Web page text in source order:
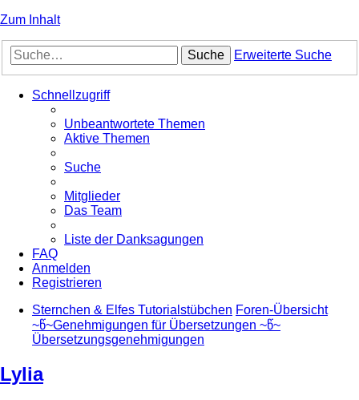
Zum Inhalt
Suche Erweiterte Suche
Schnellzugriff
Unbeantwortete Themen
Aktive Themen
Suche
Mitglieder
Das Team
Liste der Danksagungen
FAQ
Anmelden
Registrieren
Sternchen & Elfes Tutorialstübchen Foren-Übersicht
~წ~Genehmigungen für Übersetzungen ~წ~
Übersetzungsgenehmigungen
Lylia